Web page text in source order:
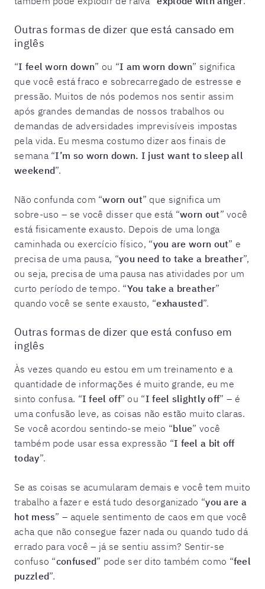
Outras formas de dizer que está cansado em
inglês
“I feel worn down” ou “I am worn down” significa
que você está fraco e sobrecarregado de estresse e
pressão. Muitos de nós podemos nos sentir assim
após grandes demandas de nossos trabalhos ou
demandas de adversidades imprevisíveis impostas
pela vida. Eu mesma costumo dizer aos finais de
semana “I’m so worn down. I just want to sleep all
weekend”.
Não confunda com “worn out” que significa um
sobre-uso – se você disser que está “worn out” você
está fisicamente exausto. Depois de uma longa
caminhada ou exercício físico, “you are worn out” e
precisa de uma pausa, “you need to take a breather”,
ou seja, precisa de uma pausa nas atividades por um
curto período de tempo. “You take a breather”
quando você se sente exausto, “exhausted”.
Outras formas de dizer que está confuso em
inglês
Às vezes quando eu estou em um treinamento e a
quantidade de informações é muito grande, eu me
sinto confusa. “I feel off” ou “I feel slightly off” – é
uma confusão leve, as coisas não estão muito claras.
Se você acordou sentindo-se meio “blue” você
também pode usar essa expressão “I feel a bit off
today”.
Se as coisas se acumularam demais e você tem muito
trabalho a fazer e está tudo desorganizado “you are a
hot mess” – aquele sentimento de caos em que você
acha que não consegue fazer nada ou quando tudo dá
errado para você – já se sentiu assim? Sentir-se
confuso “confused” pode ser dito também como “feel
puzzled”.